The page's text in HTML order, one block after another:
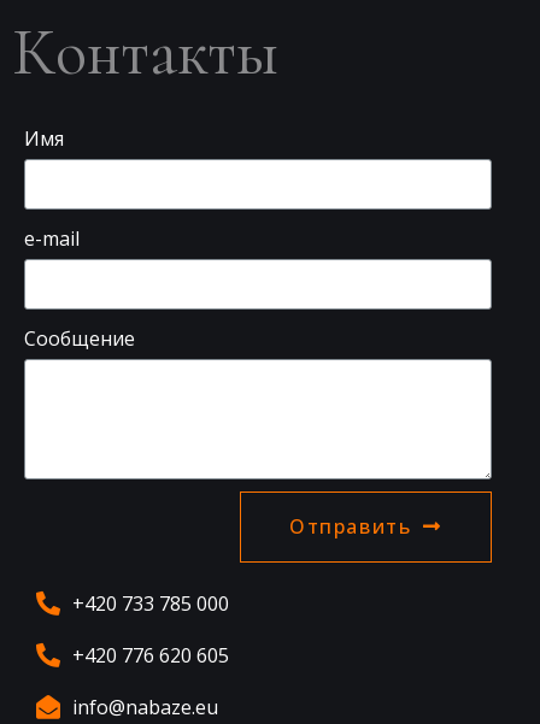
Контакты
Имя
e-mail
Сообщение
Отправить
+420 733 785 000
+420 776 620 605
info@nabaze.eu